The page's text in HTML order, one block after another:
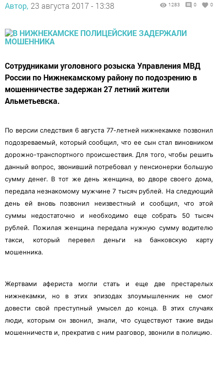
Автор, 23 августа 2017 - 13:38 1283 0 0
Сотрудниками уголовного розыска Управления МВД
России по Нижнекамскому району по подозрению в
мошенничестве задержан 27 летний жители
Альметьевска.
По версии следствия 6 августа 77-летней нижнекамке позвонил
подозреваемый, который сообщил, что ее сын стал виновником
дорожно-транспортного происшествия. Для того, чтобы решить
данный вопрос, звонивший потребовал у пенсионерки большую
сумму денег. В тот же день женщина, во дворе своего дома,
передала незнакомому мужчине 7 тысяч рублей. На следующий
день ей вновь позвонил неизвестный и сообщил, что этой
суммы недостаточно и необходимо еще собрать 50 тысяч
рублей. Пожилая женщина передала нужную сумму водителю
такси, который перевел деньги на банковскую карту
мошенника.
Жертвами афериста могли стать и еще две престарелых
нижнекамки, но в этих эпизодах злоумышленник не смог
довести свой преступный умысел до конца. В этих случаях
люди, которым он звонил, знали, что существуют такие виды
мошенничеств и, прекратив с ним разговор, звонили в полицию.